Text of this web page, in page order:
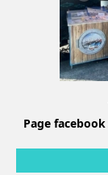
Page facebook